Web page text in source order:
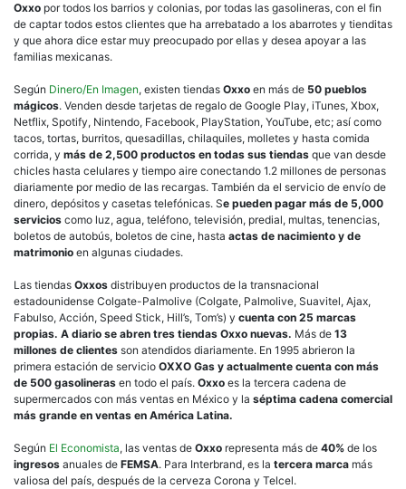
Oxxo por todos los barrios y colonias, por todas las gasolineras, con el fin
de captar todos estos clientes que ha arrebatado a los abarrotes y tienditas
y que ahora dice estar muy preocupado por ellas y desea apoyar a las
familias mexicanas.
Según Dinero/En Imagen, existen tiendas Oxxo en más de 50 pueblos
mágicos. Venden desde tarjetas de regalo de Google Play, iTunes, Xbox,
Netflix, Spotify, Nintendo, Facebook, PlayStation, YouTube, etc; así como
tacos, tortas, burritos, quesadillas, chilaquiles, molletes y hasta comida
corrida, y más de 2,500 productos en todas sus tiendas que van desde
chicles hasta celulares y tiempo aire conectando 1.2 millones de personas
diariamente por medio de las recargas. También da el servicio de envío de
dinero, depósitos y casetas telefónicas. Se pueden pagar más de 5,000
servicios como luz, agua, teléfono, televisión, predial, multas, tenencias,
boletos de autobús, boletos de cine, hasta actas de nacimiento y de
matrimonio en algunas ciudades.
Las tiendas Oxxos distribuyen productos de la transnacional
estadounidense Colgate-Palmolive (Colgate, Palmolive, Suavitel, Ajax,
Fabulso, Acción, Speed Stick, Hill’s, Tom’s) y cuenta con 25 marcas
propias. A diario se abren tres tiendas Oxxo nuevas. Más de 13
millones de clientes son atendidos diariamente. En 1995 abrieron la
primera estación de servicio OXXO Gas y actualmente cuenta con más
de 500 gasolineras en todo el país. Oxxo es la tercera cadena de
supermercados con más ventas en México y la séptima cadena comercial
más grande en ventas en América Latina.
Según El Economista, las ventas de Oxxo representa más de 40% de los
ingresos anuales de FEMSA. Para Interbrand, es la tercera marca más
valiosa del país, después de la cerveza Corona y Telcel.